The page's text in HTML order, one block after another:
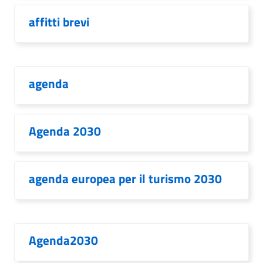
affitti brevi
agenda
Agenda 2030
agenda europea per il turismo 2030
Agenda2030